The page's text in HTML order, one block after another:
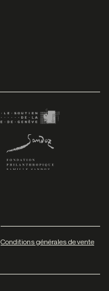
Conditions générales de vente